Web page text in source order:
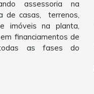
assessoria na
de casas, terrenos,
imóveis na planta,
financiamentos de
as fases do